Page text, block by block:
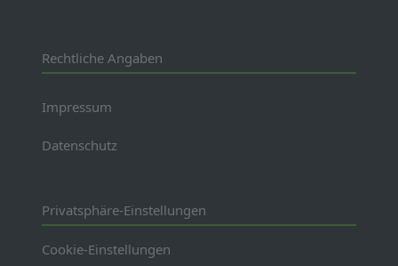
Rechtliche Angaben
Impressum
Datenschutz
Privatsphäre-Einstellungen
Cookie-Einstellungen